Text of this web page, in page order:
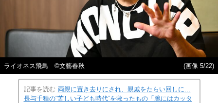
ライオネス飛鳥 ©文藝春秋 (画像 5/22)
記事を読む 両親に置き去りにされ、親戚をたらい回しに…
長与千種の“苦しい子ども時代”を救ったもの「腕にはカッタ